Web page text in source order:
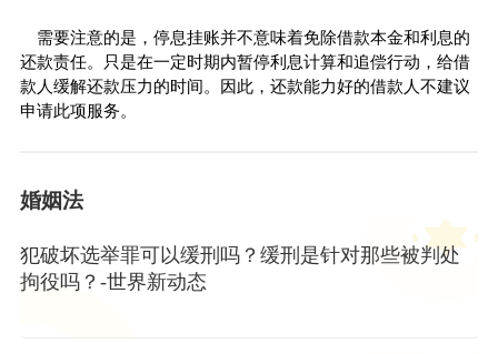
需要注意的是，停息挂账并不意味着免除借款本金和利息的
还款责任。只是在一定时期内暂停利息计算和追偿行动，给借
款人缓解还款压力的时间。因此，还款能力好的借款人不建议
申请此项服务。
婚姻法
犯破坏选举罪可以缓刑吗？缓刑是针对那些被判处
拘役吗？-世界新动态